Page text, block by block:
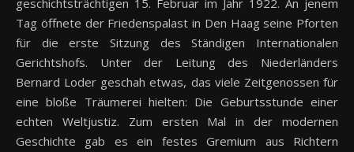
geschichtsträchtigen 15. Februar im Jahr 1922. An jenem
Tag öffnete der Friedenspalast in Den Haag seine Pforten
für die erste Sitzung des Ständigen Internationalen
Gerichtshofs. Unter der Leitung des Niederländers
Bernard Loder geschah etwas, das viele Zeitgenossen für
eine bloße Träumerei hielten: Die Geburtsstunde einer
echten Weltjustiz. Zum ersten Mal in der modernen
Geschichte gab es ein festes Gremium aus Richtern